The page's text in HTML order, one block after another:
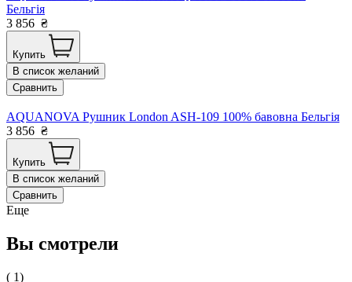
Бельгія
3 856 ₴
Купить
В список желаний
Сравнить
AQUANOVA Рушник London ASH-109 100% бавовна Бельгія
3 856 ₴
Купить
В список желаний
Сравнить
Еще
Вы смотрели
( 1)